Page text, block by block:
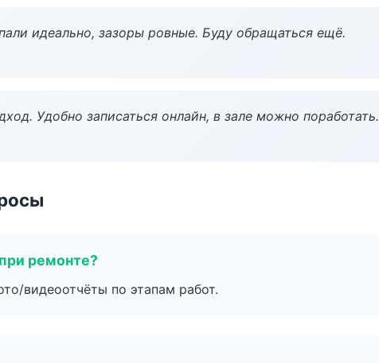
идеально, зазоры ровные. Буду обращаться ещё.
Удобно записаться онлайн, в зале можно поработать.
ремонте?
видеоотчёты по этапам работ.